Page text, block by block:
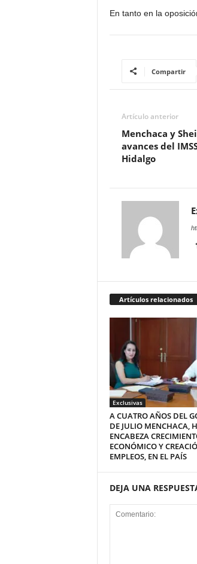
En tanto en la
Compartir
Artículo anterior
Menchaca y
avances del
Hidalgo
Artículos relacionados
Exclusivas
A CUATRO AÑOS DEL
DE JULIO MENCHACA,
ENCABEZA
ECONÓMICO Y
EMPLEOS, EN EL PAÍS
DEJA UNA